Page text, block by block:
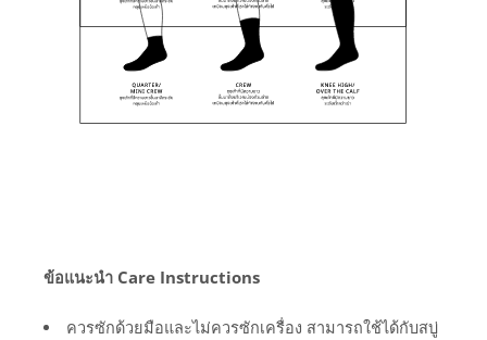
ข้อแนะนำ Care Instructions
ควรซักด้วยมือและไม่ควรซักเครื่อง สามารถใช้ได้กับสบู่